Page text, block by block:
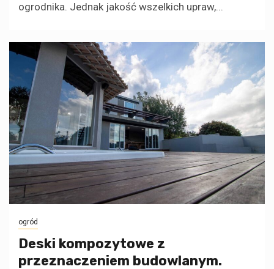
ogrodnika. Jednak jakość wszelkich upraw,...
ogród
Deski kompozytowe z
przeznaczeniem budowlanym.